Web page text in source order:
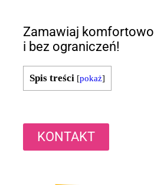
Zamawiaj komfortowo
i bez ograniczeń!
Spis treści [pokaż]
KONTAKT